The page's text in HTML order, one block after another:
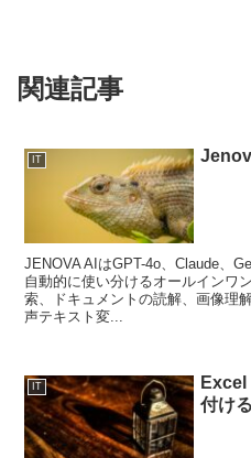
関連記事
IT
JENOVA AIはGPT-4o、Claude、
自動的に使い分けるオールインワ
索、ドキュメントの読解、画像理
声テキスト変...
IT
Excel
付け